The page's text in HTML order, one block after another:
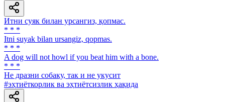
Итни суяк билан урсангиз, қопмас.
* * *
Itni suyak bilan ursangiz, qopmas.
* * *
A dog will not howl if you beat him with a bone.
* * *
He дразни собаку, так и не укусит
#эҳтиёткорлик ва эҳтиётсизлик ҳақида